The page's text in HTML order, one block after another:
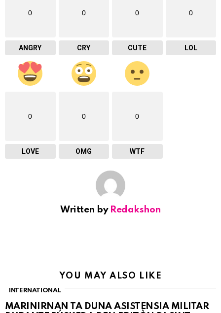
0
ANGRY
0
CRY
0
CUTE
0
LOL
0
LOVE
0
OMG
0
WTF
Written by Redakshon
YOU MAY ALSO LIKE
INTERNATIONAL
MARINIRNAN TA DUNA ASISTENSIA MILITAR